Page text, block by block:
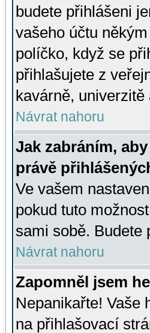
budete přihlášeni
vašeho účtu
políčko, když se
přihlašujete z
kavárně, univerzitě
Návrat nahoru
Jak zabráním,
právě
Ve vašem
pokud tuto možnost
sami sobě. Budete
Návrat nahoru
Zapomněl jsem
Nepanikařte! Vaše
na přihlašovací